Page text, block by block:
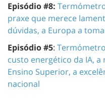
Episódio #8:
praxe que merece
dúvidas, a Europa a
Episódio #5:
custo energético da IA,
Ensino Superior, a
nacional